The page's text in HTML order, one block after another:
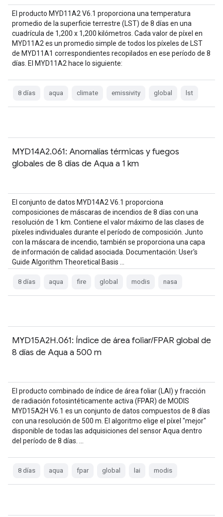
El producto MYD11A2 V6.1 proporciona una temperatura
promedio de la superficie terrestre (LST) de 8 días en una
cuadrícula de 1,200 x 1,200 kilómetros. Cada valor de píxel en
MYD11A2 es un promedio simple de todos los píxeles de LST
de MYD11A1 correspondientes recopilados en ese período de 8
días. El MYD11A2 hace lo siguiente:
8 días aqua climate emissivity global lst
MYD14A2.061: Anomalías térmicas y fuegos
globales de 8 días de Aqua a 1 km
El conjunto de datos MYD14A2 V6.1 proporciona
composiciones de máscaras de incendios de 8 días con una
resolución de 1 km. Contiene el valor máximo de las clases de
píxeles individuales durante el período de composición. Junto
con la máscara de incendio, también se proporciona una capa
de información de calidad asociada. Documentación: User's
Guide Algorithm Theoretical Basis …
8 días aqua fire global modis nasa
MYD15A2H.061: Índice de área foliar/FPAR global de
8 días de Aqua a 500 m
El producto combinado de índice de área foliar (LAI) y fracción
de radiación fotosintéticamente activa (FPAR) de MODIS
MYD15A2H V6.1 es un conjunto de datos compuestos de 8 días
con una resolución de 500 m. El algoritmo elige el píxel "mejor"
disponible de todas las adquisiciones del sensor Aqua dentro
del período de 8 días. …
8 días aqua fpar global lai modis